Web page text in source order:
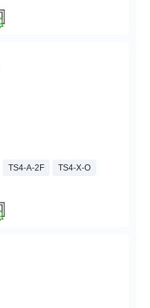
TS4-A-2F TS4-X-O